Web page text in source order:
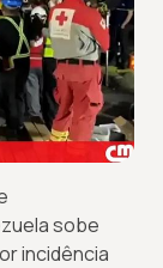
sobe
incidência